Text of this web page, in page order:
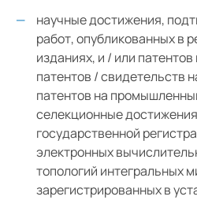
Стипендии и меры поддержки
Получение ученого звания
Стратегия образования до
научные достижения,
работ, опубликованных в
изданиях, и / или
патентов / свидетельств
патентов на
селекционные
государственной
электронных
топологий интегральных
зарегистрированных в